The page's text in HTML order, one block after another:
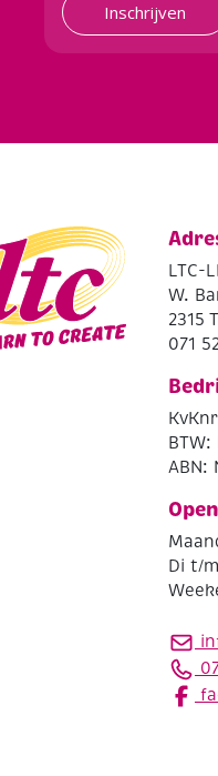
Inschrijven
LTC-
W.
2315
071
BTW:
ABN:
Di t/